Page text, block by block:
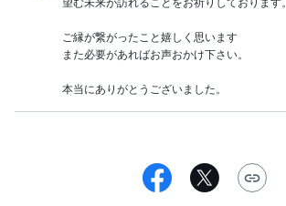
ご縁が繋がったこと嬉しく思います
また必要があればお声おかけ下さい。
本当にありがとうございました。